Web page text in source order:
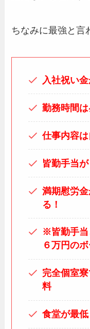
ちなみに最強と言
入社祝い
勤務時間は
仕事内容は
皆勤手当
満期慰労
る！
※皆勤手当
６万円の
完全個室
料
食堂が最低